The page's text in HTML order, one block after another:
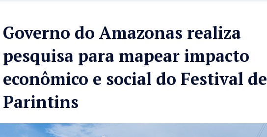
Governo do Amazonas realiza
pesquisa para mapear impacto
econômico e social do Festival de
Parintins